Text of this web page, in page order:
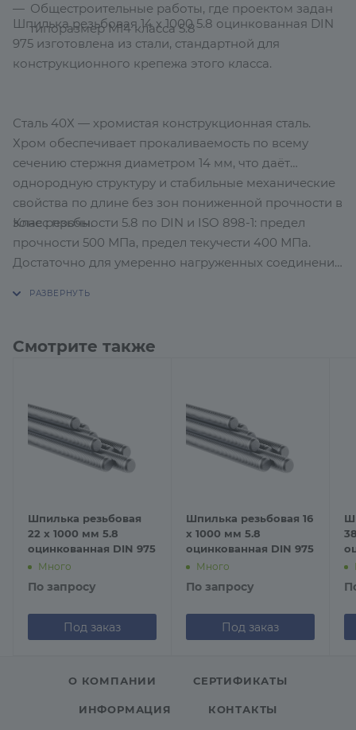
Общестроительные работы, где проектом задан
типоразмер М14 класса 5.8
Шпилька резьбовая 14 х 1000 5.8 оцинкованная DIN
975 изготовлена из стали, стандартной для
конструкционного крепежа этого класса.
Сталь 40Х — хромистая конструкционная сталь.
Хром обеспечивает прокаливаемость по всему
сечению стержня диаметром 14 мм, что даёт
однородную структуру и стабильные механические
свойства по длине без зон пониженной прочности в
зоне резьбы.
Класс прочности 5.8 по DIN и ISO 898-1: предел
прочности 500 МПа, предел текучести 400 МПа.
Достаточно для умеренно нагруженных соединений
Смотрите также
Шпилька резьбовая
22 х 1000 мм 5.8
оцинкованная DIN 975
Много
По запросу
Под заказ
Шпилька резьбовая 16
х 1000 мм 5.8
оцинкованная DIN 975
Много
По запросу
Под заказ
О КОМПАНИИ СЕРТИФИКАТЫ
ИНФОРМАЦИЯ КОНТАКТЫ